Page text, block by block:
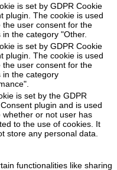
is set by GDPR Cookie
plugin. The cookie is used
the user consent for the
in the category "Other.
is set by GDPR Cookie
plugin. The cookie is used
the user consent for the
in the category
is set by the GDPR
plugin and is used
whether or not user has
to the use of cookies. It
store any personal data.
functionalities like sharing